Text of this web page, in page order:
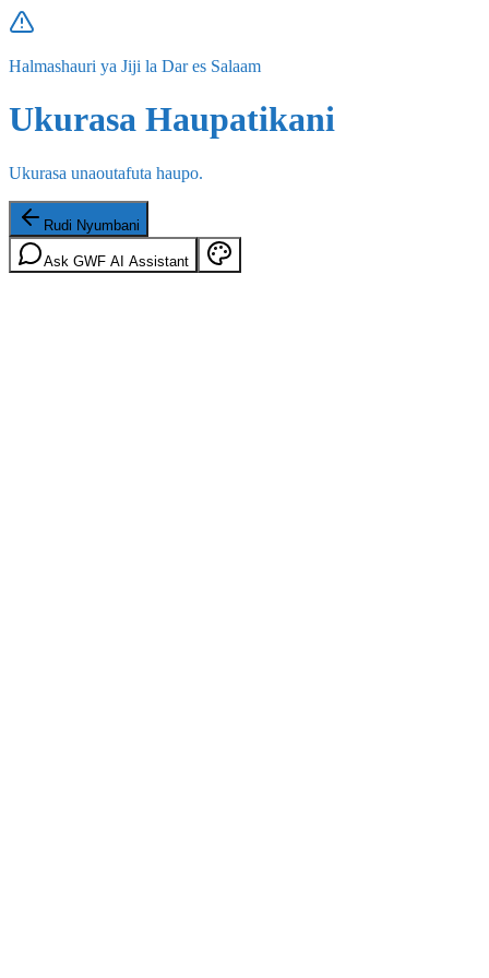
Halmashauri ya Jiji la Dar es Salaam
Ukurasa Haupatikani
Ukurasa unaoutafuta haupo.
Rudi Nyumbani
Ask GWF AI Assistant